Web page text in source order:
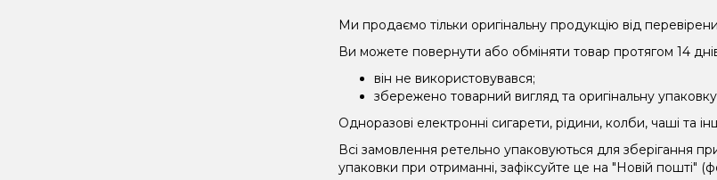
Ми продаємо тільки оригінальну продукцію від
Ви можете повернути або обміняти товар протягом 14
він не використовувався;
збережено товарний вигляд та оригінальну
Одноразові електронні сигарети, рідини, колби, чаші та
Всі замовлення ретельно упаковуються для зберігання
упаковки при отриманні, зафіксуйте це на "Новій пошті"